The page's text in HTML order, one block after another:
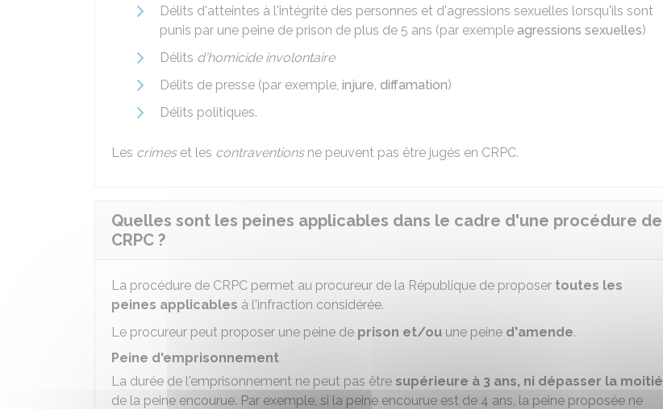
Délits d'atteintes à l'intégrité des personnes et d'agressions sexuelles lorsqu'ils sont
punis par une peine de prison de plus de 5 ans (par exemple agressions sexuelles)
Délits d'homicide involontaire
Délits de presse (par exemple, injure, diffamation)
Délits politiques.
Les crimeset les contraventionsne peuvent pas être jugés en CRPC.
Quelles sont les peines applicables dans le cadre d'une procédure de
CRPC ?
La procédure de CRPC permet au procureur de la République de proposer toutes les
peines applicables à l'infraction considérée.
Le procureur peut proposer une peine de prison et/ou une peine d'amende.
Peine d'emprisonnement
La durée de l'emprisonnement ne peut pas être supérieure à 3 ans, ni dépasser la moitié
de la peine encourue. Par exemple, si la peine encourue est de 4 ans, la peine proposée ne